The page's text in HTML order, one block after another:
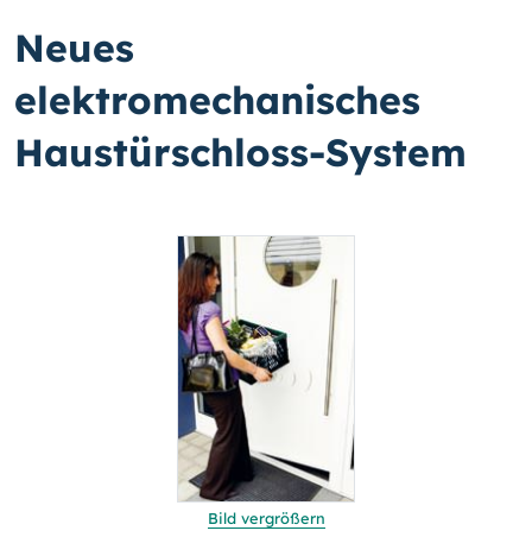
Neues
elektromechanisches
Haustürschloss-System
Bild vergrößern